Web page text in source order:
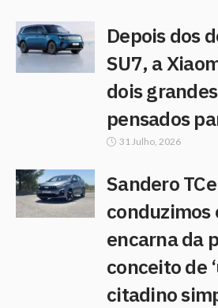
Depois dos
SU7, a
dois
pensados
31 Julho, 2026
Sandero
conduzimos
encarna da
conceito de
citadino